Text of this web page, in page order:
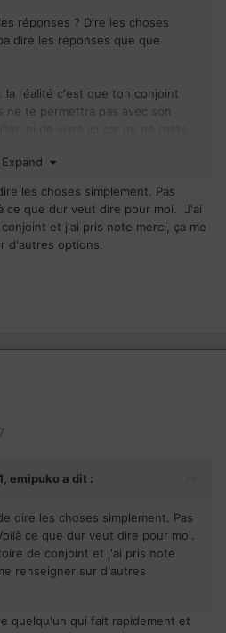
réponses ? Dire les choses
dire les réponses que que
la réalité c'est que ton conjoint
ne te permettra pas avec son
c'est dommage mais cela te
qu'elle est!
Expand
les choses simplement. Pas
ce que dur veut dire pour moi. J'ai
et j'ai pris note merci, ça me
d'autres options.
emipukoa dit :
dire les choses simplement. Pas
ce que dur veut dire pour moi.
de conjoint et j'ai pris note
renseigner sur d'autres
quelqu'un qui fait rapidement et